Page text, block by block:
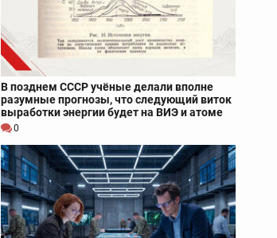
В позднем СССР учёные делали вполне
разумные прогнозы, что следующий виток
выработки энергии будет на ВИЭ и атоме
0